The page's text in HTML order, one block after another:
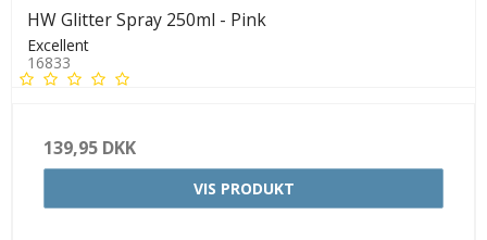
HW Glitter Spray 250ml - Pink
Excellent
16833
139,95 DKK
VIS PRODUKT